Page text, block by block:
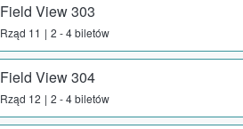
Field View 303
Rząd 11 2 - 4 biletów
Field View 304
Rząd 12 2 - 4 biletów